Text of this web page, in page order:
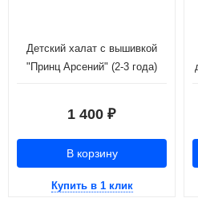
Детский халат с вышивкой
"Принц Арсений" (2-3 года)
1 400 ₽
В корзину
Купить в 1 клик